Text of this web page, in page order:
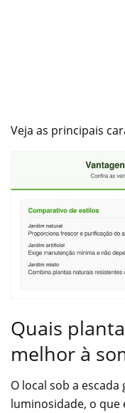
Veja as principais
Quais
melhor à
O local sob a
luminosidade, o que